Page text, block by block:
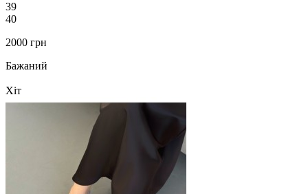
39
40
2000 грн
Бажаний
Хіт